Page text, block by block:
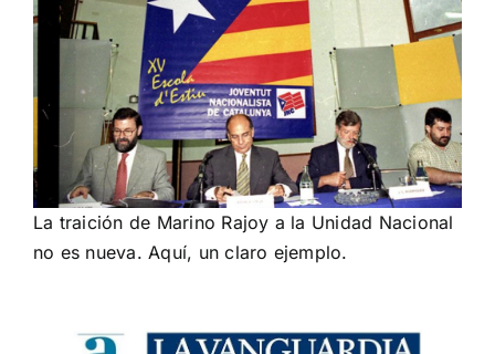
La traición de Marino Rajoy a la Unidad Nacional
no es nueva. Aquí, un claro ejemplo.